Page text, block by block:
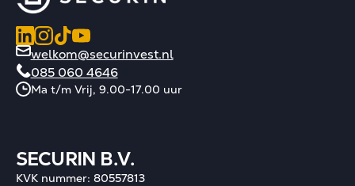
welkom@securinvest.nl
085 060 4646
Ma t/m Vrij, 9.00-17.00 uur
SECURIN B.V.
KVK nummer: 80557813